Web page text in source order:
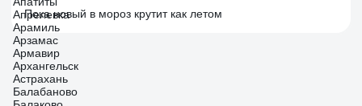
Пока новый в мороз крутит как летом
Апрелевка
Арамиль
Арзамас
Армавир
Архангельск
Астрахань
Балабаново